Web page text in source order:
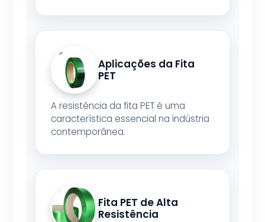
Aplicações da Fita
PET
A resistência da fita PET é uma
característica essencial na indústria
contemporânea.
Fita PET de Alta
Resistência